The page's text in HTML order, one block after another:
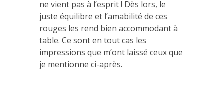
ne vient pas à l’esprit ! Dès lors, le
juste équilibre et l’amabilité de ces
rouges les rend bien accommodant à
table. Ce sont en tout cas les
impressions que m’ont laissé ceux que
je mentionne ci-après.